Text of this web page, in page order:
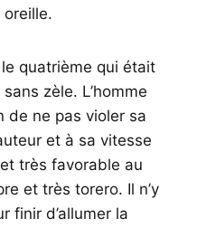
quatrième qui était
zèle. L’homme
de ne pas violer sa
et à sa vitesse
très favorable au
et très torero. Il n’y
finir d’allumer la